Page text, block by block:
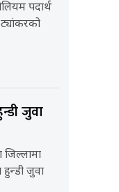
पदार्थ
जुवा
जिल्लामा
जुवा